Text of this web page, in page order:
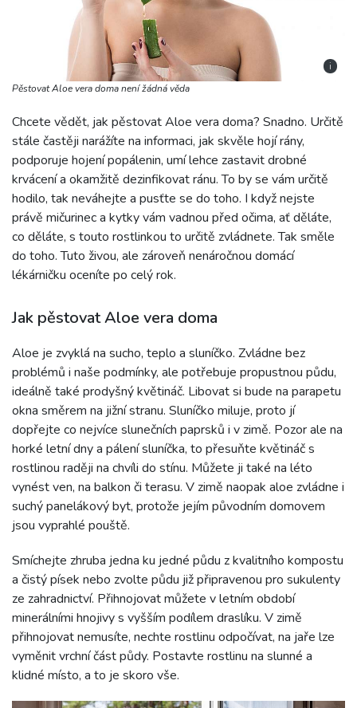
i
Pěstovat Aloe vera doma není žádná věda
Chcete vědět, jak pěstovat Aloe vera doma? Snadno. Určitě
stále častěji narážíte na informaci, jak skvěle hojí rány,
podporuje hojení popálenin, umí lehce zastavit drobné
krvácení a okamžitě dezinfikovat ránu. To by se vám určitě
hodilo, tak neváhejte a pusťte se do toho. I když nejste
právě mičurinec a kytky vám vadnou před očima, ať děláte,
co děláte, s touto rostlinkou to určitě zvládnete. Tak směle
do toho. Tuto živou, ale zároveň nenáročnou domácí
lékárničku oceníte po celý rok.
Jak pěstovat Aloe vera doma
Aloe je zvyklá na sucho, teplo a sluníčko. Zvládne bez
problémů i naše podmínky, ale potřebuje propustnou půdu,
ideálně také prodyšný květináč. Libovat si bude na parapetu
okna směrem na jižní stranu. Sluníčko miluje, proto jí
dopřejte co nejvíce slunečních paprsků i v zimě. Pozor ale na
horké letní dny a pálení sluníčka, to přesuňte květináč s
rostlinou raději na chvíli do stínu. Můžete ji také na léto
vynést ven, na balkon či terasu. V zimě naopak aloe zvládne i
suchý panelákový byt, protože jejím původním domovem
jsou vyprahlé pouště.
Smíchejte zhruba jedna ku jedné půdu z kvalitního kompostu
a čistý písek nebo zvolte půdu již připravenou pro sukulenty
ze zahradnictví. Přihnojovat můžete v letním období
minerálními hnojivy s vyšším podílem draslíku. V zimě
přihnojovat nemusíte, nechte rostlinu odpočívat, na jaře lze
vyměnit vrchní část půdy. Postavte rostlinu na slunné a
klidné místo, a to je skoro vše.